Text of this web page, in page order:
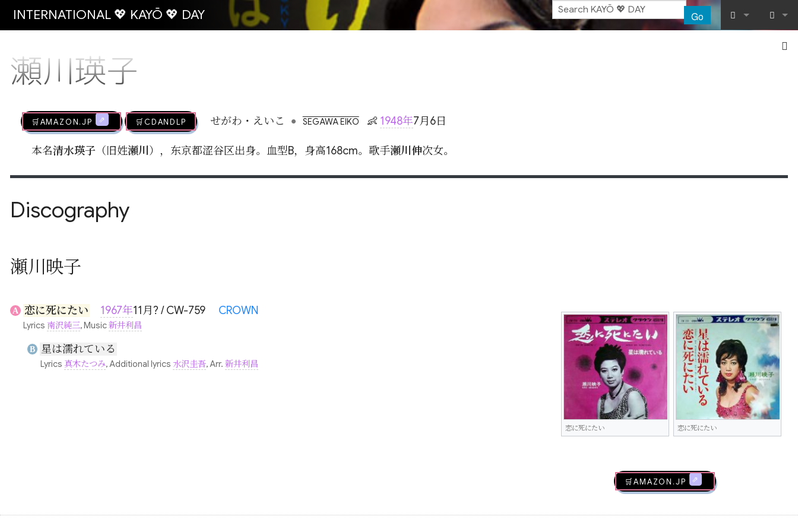
INTERNATIONAL 💖 KAYŌ 💖 DAY Go
What links
Log in
瀬川瑛子
🛒AMAZON.jp 🛒CDandLP せがわ・えいこ • SEGAWA EIKO 👶 1948年7月6日
本名清水瑛子（旧姓瀬川 ），东京都涩谷区出身。血型B，身高168cm。歌手瀬川伸次女。
Discography
瀬川映子
A 恋に死にたい 1967年11月? / CW-759 CROWN
Lyrics 南沢純三, Music新井利昌
B 星は濡れている
Lyrics 真木たつみ, Additional lyrics 水沢圭吾, Arr. 新井利昌
恋に死にたい 恋に死にたい
🛒AMAZON.jp